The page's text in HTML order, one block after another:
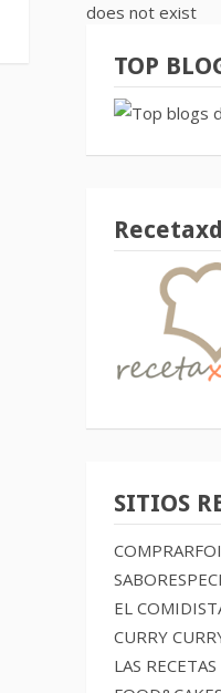
does not exist
TOP
SITIOS
EL
CURRY
LAS